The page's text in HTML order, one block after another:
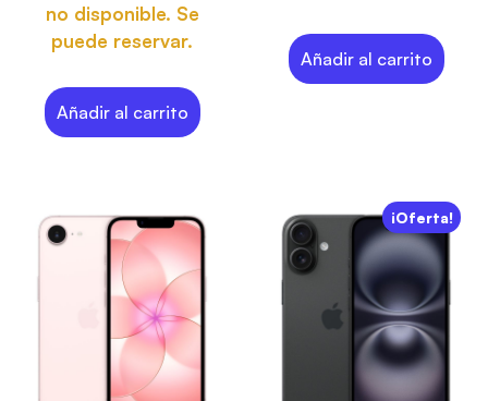
no disponible. Se
puede reservar.
Añadir al carrito
Añadir al carrito
¡Oferta!